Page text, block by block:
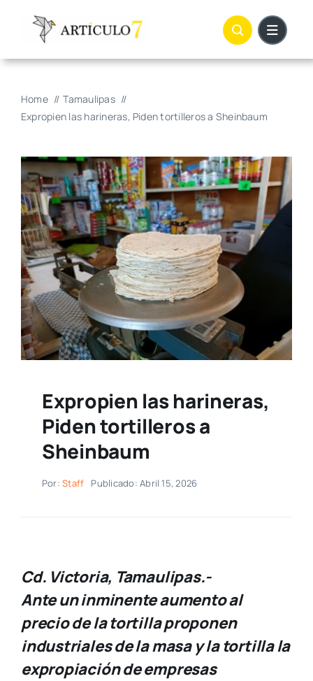
Home
Tamaulipas
Expropien las harineras, Piden tortilleros a Sheinbaum
Expropien las harineras,
Piden tortilleros a
Sheinbaum
Por:Staff Publicado: Abril 15, 2026
Cd. Victoria, Tamaulipas.-
Ante un inminente aumento al
precio de la tortilla proponen
industriales de la masa y la tortilla la
expropiación de empresas